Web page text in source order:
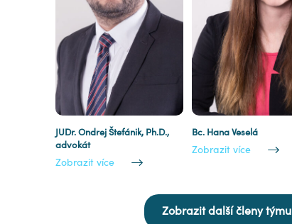
JUDr. Ondrej Štefánik, Ph.D.,
advokát
Zobrazit více
Bc. Hana Veselá
Zobrazit více
Zobrazit další členy týmu